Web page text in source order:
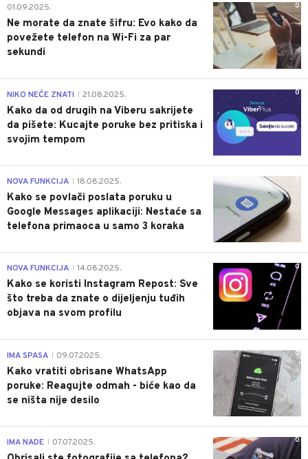
0
01.09.2025.
Ne morate da znate šifru: Evo kako da
povežete telefon na Wi-Fi za par
sekundi
0
NIKO NEĆE ZNATI 21.08.2025.
Kako da od drugih na Viberu sakrijete
da pišete: Kucajte poruke bez pritiska i
svojim tempom
0
NOVA FUNKCIJA 18.08.2025.
Kako se povlači poslata poruku u
Google Messages aplikaciji: Nestaće sa
telefona primaoca u samo 3 koraka
0
NOVA FUNKCIJA 14.08.2025.
Kako se koristi Instagram Repost: Sve
što treba da znate o dijeljenju tuđih
objava na svom profilu
0
IMA SPASA 09.07.2025.
Kako vratiti obrisane WhatsApp
poruke: Reagujte odmah - biće kao da
se ništa nije desilo
0
IMA NADE 07.07.2025.